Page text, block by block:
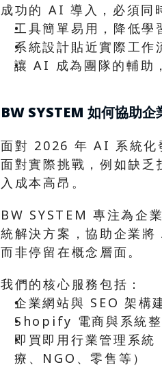
成功的 AI 導入，必須同
工具簡單易用，降低學
系統設計貼近實際工作
讓 AI 成為團隊的輔助
BW SYSTEM 如何協助企
面對 2026 年 AI 系統化
面對實際挑戰，例如缺乏
入成本高昂。
BW SYSTEM 專注為企
統解決方案，協助企業
而非停留在概念層面。
我們的核心服務包括：
企業網站與 SEO 架構
Shopify 電商與系統
即買即用行業管理系統
療、NGO、零售等）